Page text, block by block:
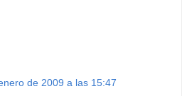
de 2009 a las 15:47